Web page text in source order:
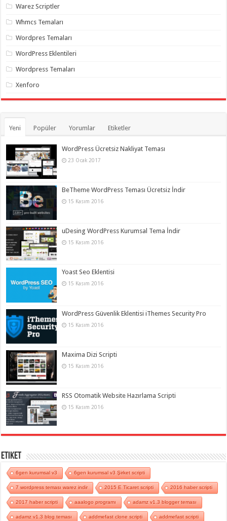
Warez Scriptler
Whmcs Temaları
Wordpres Temaları
WordPress Eklentileri
Wordpress Temaları
Xenforo
Yeni Popüler Yorumlar Etiketler
WordPress Ücretsiz Nakliyat Teması
23 Ocak 2017
BeTheme WordPress Teması Ücretsiz İndir
15 Kasım 2016
uDesing WordPress Kurumsal Tema İndir
15 Kasım 2016
Yoast Seo Eklentisi
15 Kasım 2016
WordPress Güvenlik Eklentisi iThemes Security Pro
15 Kasım 2016
Maxima Dizi Scripti
15 Kasım 2016
RSS Otomatik Website Hazırlama Scripti
15 Kasım 2016
Etiket
6gen kurumsal v3 6gen kurumsal v3 Şirket scripti
7 wordpress teması warez indir 2015 E Ticaret scripti 2016 haber scripti
2017 haber scripti aaalogo programı adamz v1.3 blogger teması
adamz v1.3 blog teması addmefast clone scripti addmefast scripti